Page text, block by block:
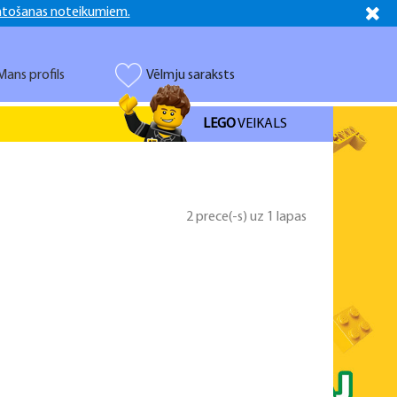
noteikumiem.
Vēlmju saraksts
profils
LEGOVEIKALS
2 prece(-s) uz 1 lapas